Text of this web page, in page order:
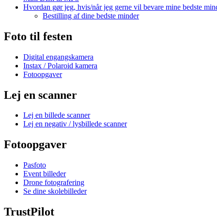
Hvordan gør jeg, hvis/når jeg gerne vil bevare mine bedste
Bestilling af dine bedste minder
Foto til festen
Digital engangskamera
Instax / Polaroid kamera
Fotoopgaver
Lej en scanner
Lej en billede scanner
Lej en negativ / lysbillede scanner
Fotoopgaver
Pasfoto
Event billeder
Drone fotografering
Se dine skolebilleder
TrustPilot